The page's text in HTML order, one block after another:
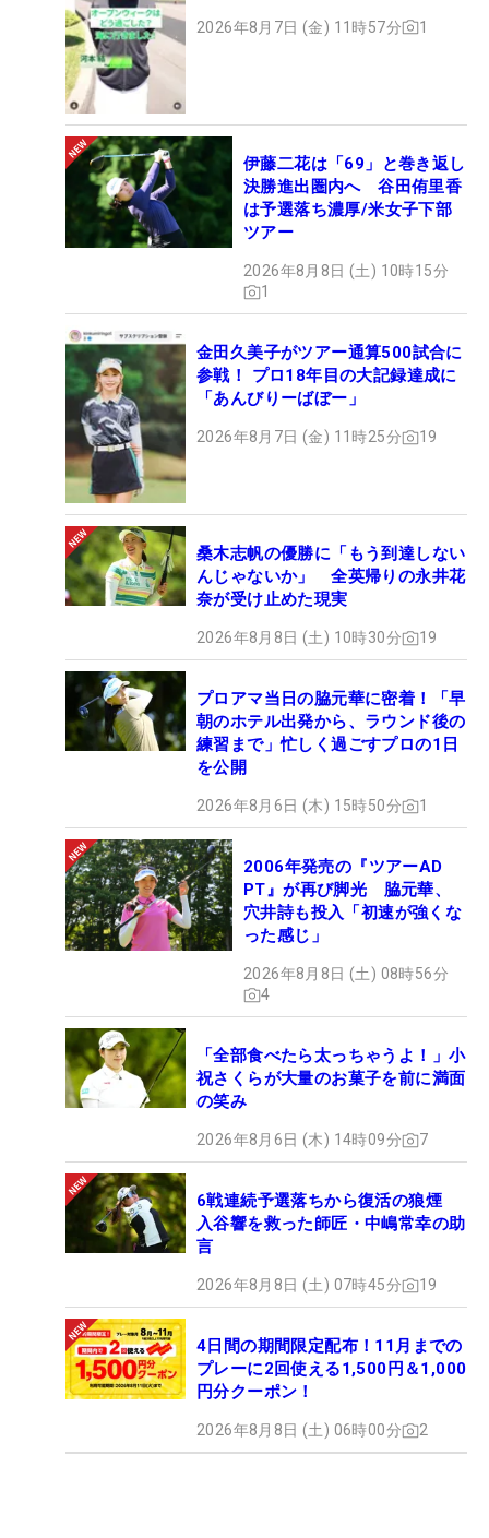
2026年8月7日 (金) 11時57分 1
伊藤二花は「69」と巻き返し
決勝進出圏内へ 谷田侑里香
は予選落ち濃厚/米女子下部
ツアー
2026年8月8日 (土) 10時15分
1
金田久美子がツアー通算500試合に
参戦！ プロ18年目の大記録達成に
「あんびりーばぼー」
2026年8月7日 (金) 11時25分 19
桑木志帆の優勝に「もう到達しない
んじゃないか」 全英帰りの永井花
奈が受け止めた現実
2026年8月8日 (土) 10時30分 19
プロアマ当日の脇元華に密着！「早
朝のホテル出発から、ラウンド後の
練習まで」忙しく過ごすプロの1日
を公開
2026年8月6日 (木) 15時50分 1
2006年発売の『ツアーAD
PT』が再び脚光 脇元華、
穴井詩も投入「初速が強くな
った感じ」
2026年8月8日 (土) 08時56分
4
「全部食べたら太っちゃうよ！」小
祝さくらが大量のお菓子を前に満面
の笑み
2026年8月6日 (木) 14時09分 7
6戦連続予選落ちから復活の狼煙
入谷響を救った師匠・中嶋常幸の助
言
2026年8月8日 (土) 07時45分 19
4日間の期間限定配布！11月までの
プレーに2回使える1,500円＆1,000
円分クーポン！
2026年8月8日 (土) 06時00分 2